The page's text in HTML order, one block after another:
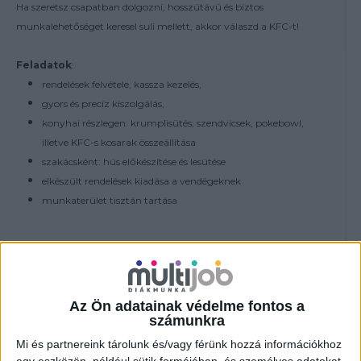
Az Ön adatainak védelme fontos a
számunkra
Mi és partnereink tárolunk és/vagy férünk hozzá információkhoz
Ha szeretsz csapatban dolgozni, hosszútávú és biztos
munkalehetőséget keresel suli mellett, akkor válaszd a KFC-t!
Feladatok:
rendelések felvétele, kassza kezelés,
gyors és precíz kiszolgálás,
konyhai részlegen: krumplisütés; szendvicsek, pokebowl,
illetve KFC-s kosarak összeállítása
szakácsként: hús előkészítése és lesütése
elkészült rendelések kiadása a vendégeknek
munkaterület tisztán tartása
18 év felett - nyitós és zárós műszak vállalása
Jelenléti bónusz (éttermenként eltérő):
havi 80 óra felett: 15.000Ft